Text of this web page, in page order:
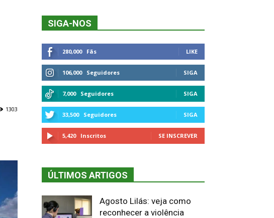
1303
SIGA-NOS
280,000 Fãs LIKE
106,000 Seguidores SIGA
7,000 Seguidores SIGA
33,500 Seguidores SIGA
5,420 Inscritos SE INSCREVER
ÚLTIMOS ARTIGOS
Agosto Lilás: veja como
reconhecer a violência